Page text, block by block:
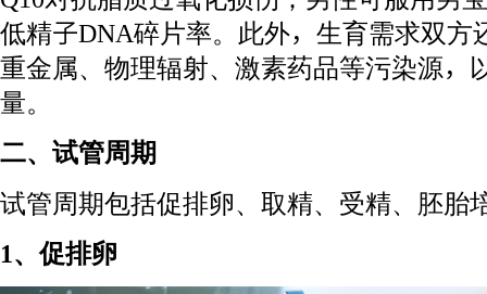
低精子DNA碎片率。此外，生育需求双方
重金属、物理辐射、激素药品等污染源，
量。
二、试管周期
试管周期包括促排卵、取精、受精、胚胎
1、促排卵